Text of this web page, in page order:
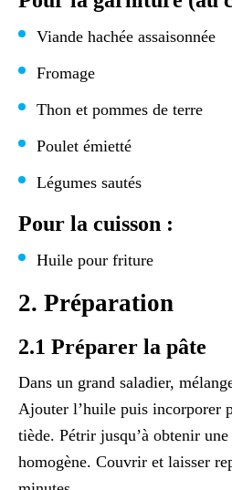
Viande hachée assaisonnée
Fromage
Thon et pommes de terre
Poulet émietté
Légumes sautés
Pour la cuisson :
Huile pour friture
2. Préparation
2.1 Préparer la pâte
Dans un grand saladier,
Ajouter l’huile puis incorporer
tiède. Pétrir jusqu’à obtenir
homogène. Couvrir et laisser